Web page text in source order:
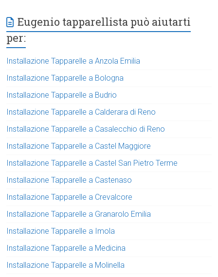
Eugenio tapparellista può aiutarti
per:
Installazione Tapparelle a Anzola Emilia
Installazione Tapparelle a Bologna
Installazione Tapparelle a Budrio
Installazione Tapparelle a Calderara di Reno
Installazione Tapparelle a Casalecchio di Reno
Installazione Tapparelle a Castel Maggiore
Installazione Tapparelle a Castel San Pietro Terme
Installazione Tapparelle a Castenaso
Installazione Tapparelle a Crevalcore
Installazione Tapparelle a Granarolo Emilia
Installazione Tapparelle a Imola
Installazione Tapparelle a Medicina
Installazione Tapparelle a Molinella